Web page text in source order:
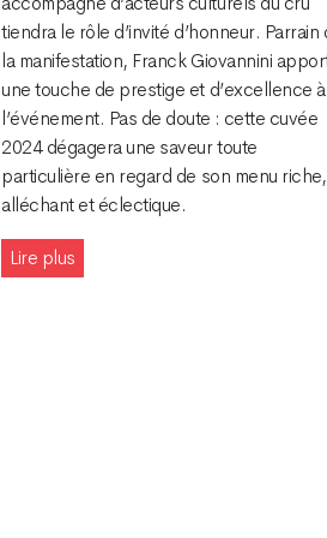
tiendra le rôle d’invité d’honneur. Parrain
la manifestation, Franck Giovannini
une touche de prestige et d’excellence à
l’événement. Pas de doute : cette cuvée
2024 dégagera une saveur toute
particulière en regard de son menu riche,
alléchant et éclectique.
Lire plus